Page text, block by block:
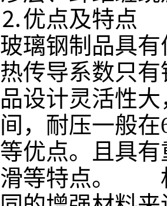
⒉优点及特点
玻璃钢制品具
热传导系数只
品设计灵活性
间，耐压一般
等优点。且具
滑等特点。 机